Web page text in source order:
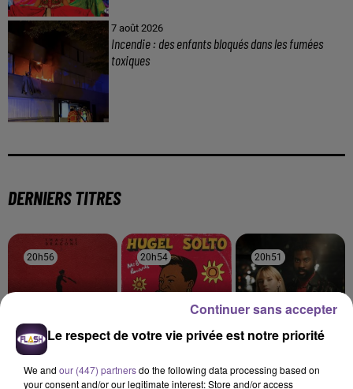
7 août 2026
Incendie : des enfants bloqués dans les fumées
toxiques
DERNIERS TITRES
20h56
20h56
Imagine Dragons
Waves
20h54
20h54
Jamaican (bam Bam)
20h51
20h51
Démons
Le respect de votre vie privée est notre priorité
We and our (447) partnersdo the following data processing based on
your consent and/or our legitimate interest: Store and/or access
Continuer sans accepter